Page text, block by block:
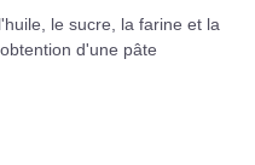
le sucre, la farine et la
d'une pâte